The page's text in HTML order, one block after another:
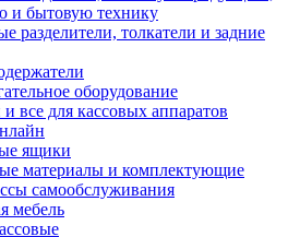
и бытовую технику
разделители, толкатели и задние
оборудование
все для кассовых аппаратов
ящики
материалы и комплектующие
самообслуживания
мебель